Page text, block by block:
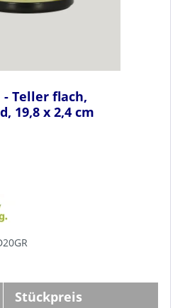
- Teller flach,
19,8 x 2,4 cm
Stückpreis